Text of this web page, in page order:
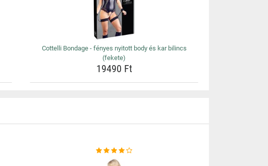
Cottelli Bondage - fényes nyitott body és kar bilincs
(fekete)
19490 Ft